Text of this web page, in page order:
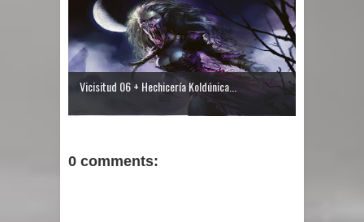
Vicisitud 06 + Hechicería Koldúnica...
0 comments: